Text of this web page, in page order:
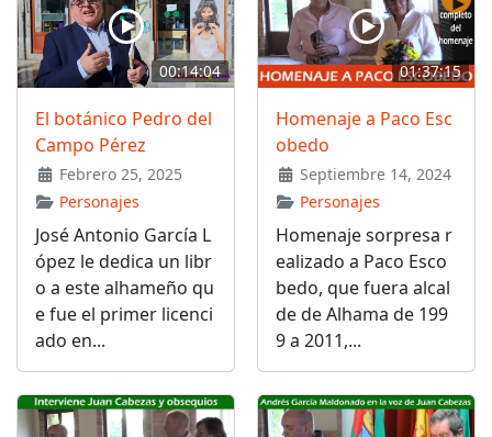
00:14:04
El botánico Pedro del
Campo Pérez
Febrero 25, 2025
Personajes
José Antonio García L
ópez le dedica un libr
o a este alhameño qu
e fue el primer licenci
ado en...
01:37:15
Homenaje a Paco Esc
obedo
Septiembre 14, 2024
Personajes
Homenaje sorpresa r
ealizado a Paco Esco
bedo, que fuera alcal
de de Alhama de 199
9 a 2011,...